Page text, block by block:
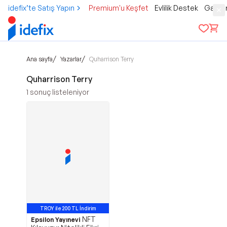
idefix’te Satış Yapın Premium'u Keşfet Evlilik Destek
Ana sayfa/ Yazarlar/ Quharrison Terry
Quharrison Terry
1 sonuç listeleniyor
TROY ile 200 TL İndirim
Epsilon Yayınevi NFT